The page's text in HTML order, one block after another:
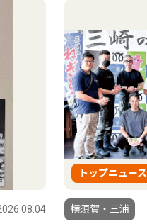
トップニュース
横須賀・三浦